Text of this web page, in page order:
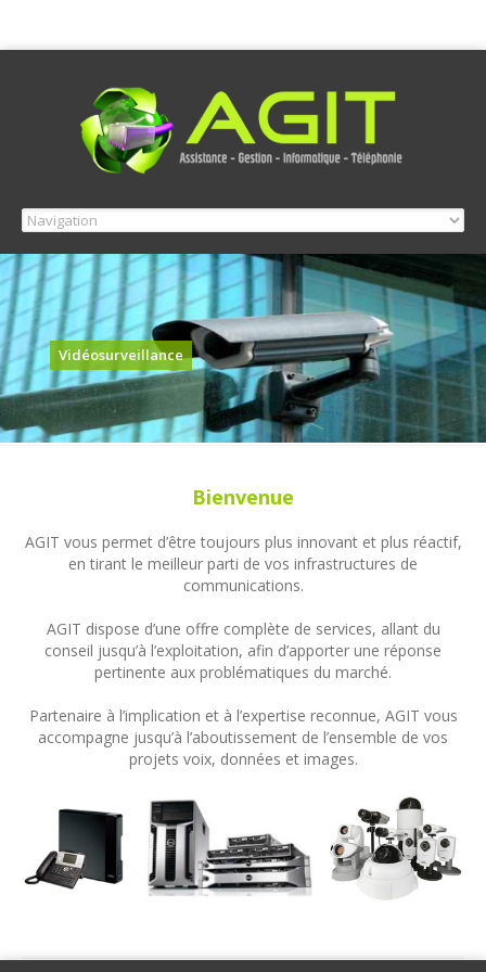
Vidéosurveillance
Bienvenue
AGIT vous permet d’être toujours plus innovant et plus réactif,
en tirant le meilleur parti de vos infrastructures de
communications.
AGIT dispose d’une offre complète de services, allant du
conseil jusqu’à l’exploitation, afin d’apporter une réponse
pertinente aux problématiques du marché.
Partenaire à l’implication et à l’expertise reconnue, AGIT vous
accompagne jusqu’à l’aboutissement de l’ensemble de vos
projets voix, données et images.